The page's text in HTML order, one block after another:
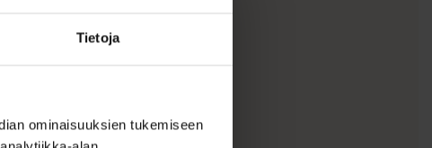
Tietoja
ominaisuuksien tukemiseen